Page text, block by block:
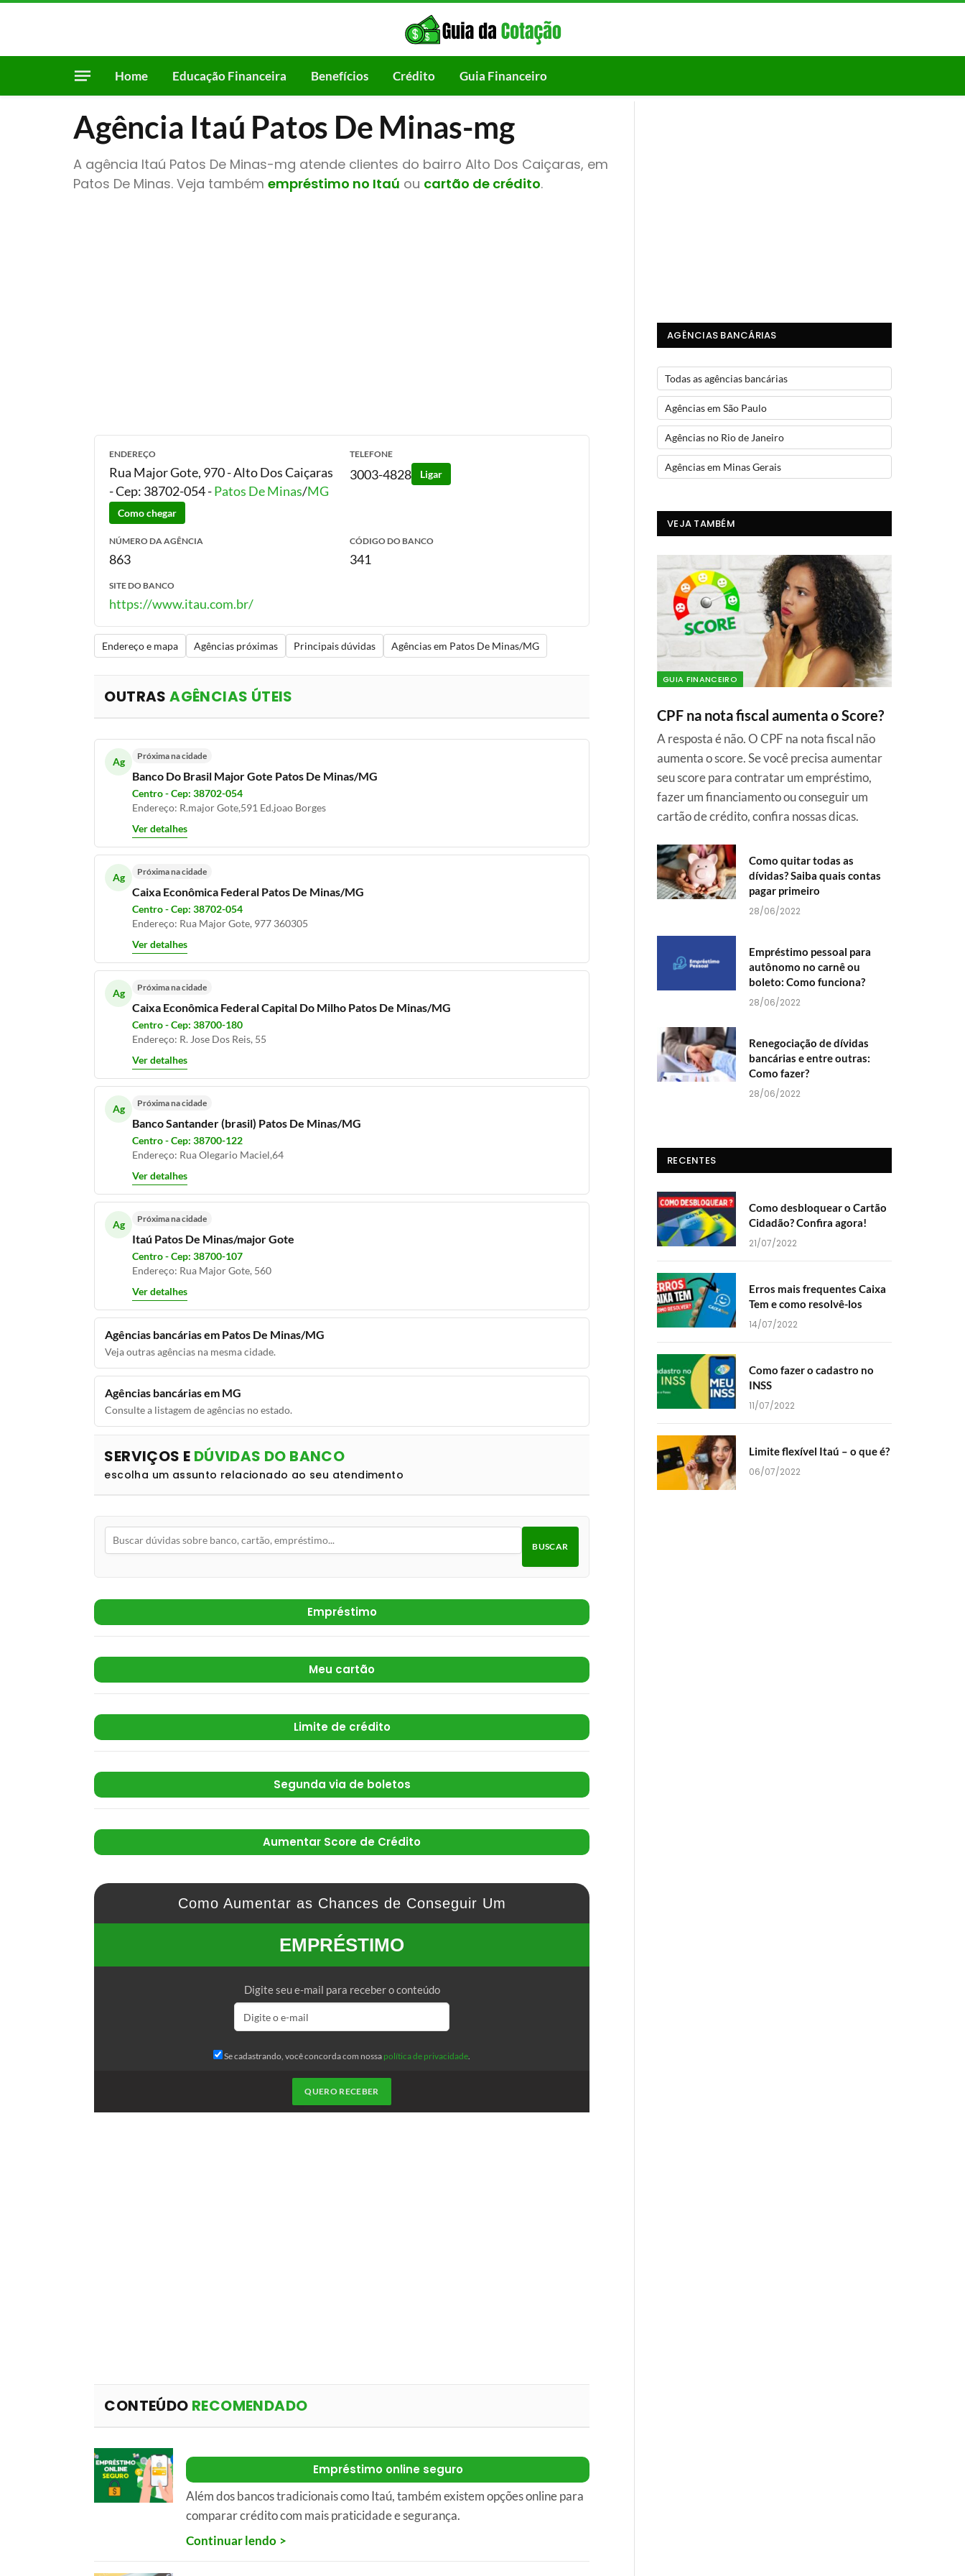
Home Educação Financeira Benefícios Crédito Guia Financeiro
Agência Itaú Patos De Minas-mg
A agência Itaú Patos De Minas-mg atende clientes do bairro Alto Dos Caiçaras, em
Patos De Minas. Veja também empréstimo no Itaú ou cartão de crédito.
ENDEREÇO
Rua Major Gote, 970 - Alto Dos Caiçaras
- Cep: 38702-054-Patos De Minas/MG
Como chegar
TELEFONE
3003-4828 Ligar
NÚMERO DA AGÊNCIA
863
CÓDIGO DO BANCO
341
SITE DO BANCO
https://www.itau.com.br/
Endereço e mapa Agências próximas Principais dúvidas Agências em Patos De Minas/MG
OUTRASAGÊNCIAS ÚTEIS
Ag Próxima na cidade
Banco Do Brasil Major Gote Patos De Minas/MG
Centro - Cep: 38702-054
Endereço: R.major Gote,591 Ed.joao Borges
Ver detalhes
Ag Próxima na cidade
Caixa Econômica Federal Patos De Minas/MG
Centro - Cep: 38702-054
Endereço: Rua Major Gote, 977 360305
Ver detalhes
Ag Próxima na cidade
Caixa Econômica Federal Capital Do Milho Patos De Minas/MG
Centro - Cep: 38700-180
Endereço: R. Jose Dos Reis, 55
Ver detalhes
Ag Próxima na cidade
Banco Santander (brasil) Patos De Minas/MG
Centro - Cep: 38700-122
Endereço: Rua Olegario Maciel,64
Ver detalhes
Ag Próxima na cidade
Itaú Patos De Minas/major Gote
Centro - Cep: 38700-107
Endereço: Rua Major Gote, 560
Ver detalhes
Agências bancárias em Patos De Minas/MG
Veja outras agências na mesma cidade.
Agências bancárias em MG
Consulte a listagem de agências no estado.
SERVIÇOS E DÚVIDAS DO BANCO
escolha um assunto relacionado ao seu atendimento
BUSCAR
Empréstimo
Meu cartão
Limite de crédito
Segunda via de boletos
Aumentar Score de Crédito
Como Aumentar as Chances de Conseguir Um
EMPRÉSTIMO
Digite seu e-mail para receber o conteúdo
Se cadastrando, você concorda com nossa política de privacidade.
QUERO RECEBER
CONTEÚDO RECOMENDADO
Empréstimo online seguro
Além dos bancos tradicionais como Itaú, também existem opções online para
comparar crédito com mais praticidade e segurança.
Continuar lendo
AGÊNCIAS BANCÁRIAS
Todas as agências bancárias
Agências em São Paulo
Agências no Rio de Janeiro
Agências em Minas Gerais
VEJA TAMBÉM
GUIA FINANCEIRO
CPF na nota fiscal aumenta o Score?
A resposta é não. O CPF na nota fiscal não
aumenta o score. Se você precisa aumentar
seu score para contratar um empréstimo,
fazer um financiamento ou conseguir um
cartão de crédito, confira nossas dicas.
Como quitar todas as
dívidas? Saiba quais contas
pagar primeiro
28/06/2022
Empréstimo pessoal para
autônomo no carnê ou
boleto: Como funciona?
28/06/2022
Renegociação de dívidas
bancárias e entre outras:
Como fazer?
28/06/2022
RECENTES
Como desbloquear o Cartão
Cidadão? Confira agora!
21/07/2022
Erros mais frequentes Caixa
Tem e como resolvê-los
14/07/2022
Como fazer o cadastro no
INSS
11/07/2022
Limite flexível Itaú – o que é?
06/07/2022